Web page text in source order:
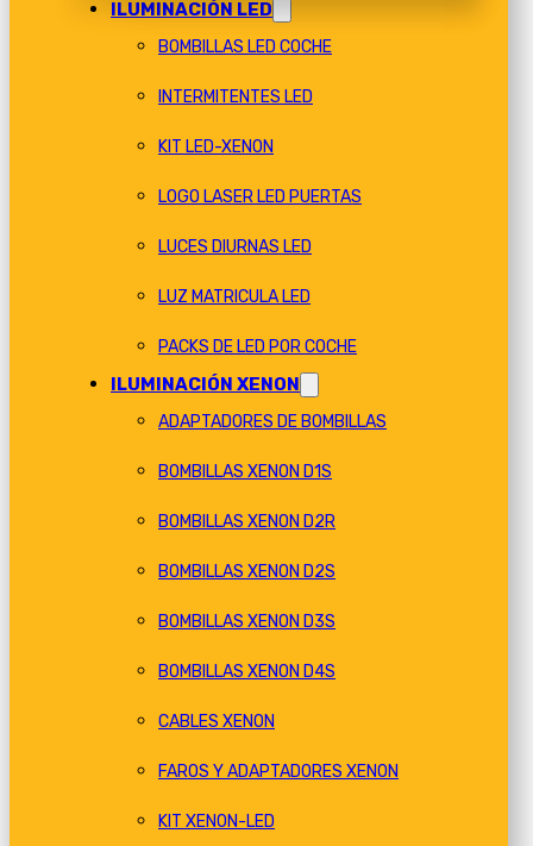
ILUMINACIÓN LED
BOMBILLAS LED COCHE
INTERMITENTES LED
KIT LED-XENON
LOGO LASER LED PUERTAS
LUCES DIURNAS LED
LUZ MATRICULA LED
PACKS DE LED POR COCHE
ILUMINACIÓN XENON
ADAPTADORES DE BOMBILLAS
BOMBILLAS XENON D1S
BOMBILLAS XENON D2R
BOMBILLAS XENON D2S
BOMBILLAS XENON D3S
BOMBILLAS XENON D4S
CABLES XENON
FAROS Y ADAPTADORES XENON
KIT XENON-LED